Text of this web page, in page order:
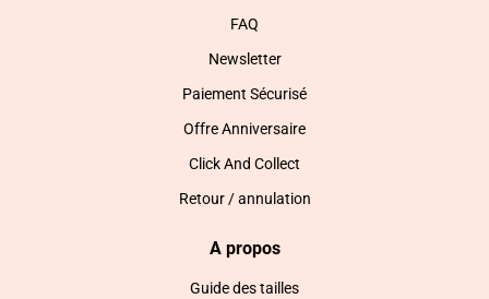
FAQ
Newsletter
Paiement Sécurisé
Offre Anniversaire
Click And Collect
Retour / annulation
A propos
Guide des tailles